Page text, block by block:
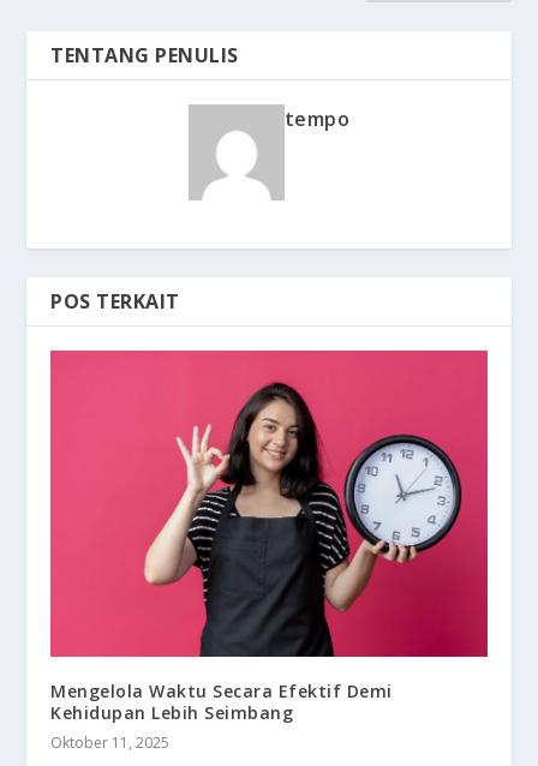
TENTANG PENULIS
tempo
POS TERKAIT
Mengelola Waktu Secara Efektif Demi
Kehidupan Lebih Seimbang
Oktober 11, 2025